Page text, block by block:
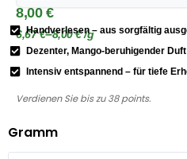
8,00 €
6,67€–8,00€ /g
Handverlesen – aus sorgfältig
Dezenter, Mango-beruhigender
Intensiv entspannend – für tiefe
Verdienen Sie bis zu 38 points.
Gramm
Hase
(EU-
Nutz.H-